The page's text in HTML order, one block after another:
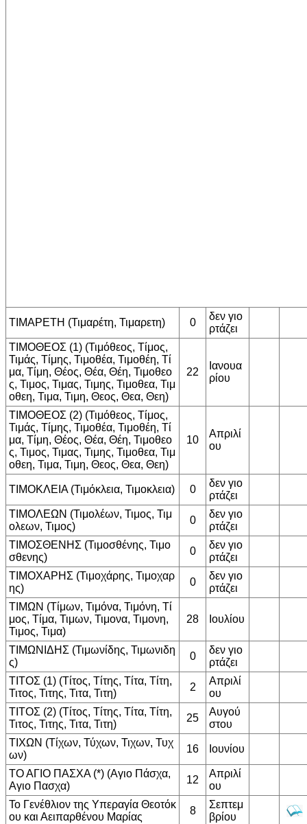
ΤΙΜΑΡΕΤΗ (Τιμαρέτη, Τιμαρετη) 0
δεν γιο
ρτάζει
ΤΙΜΟΘΕΟΣ (1) (Τιμόθεος, Τίμος,
Τιμάς, Τίμης, Τιμοθέα, Τιμοθέη, Τί
μα, Τίμη, Θέος, Θέα, Θέη, Τιμοθεο
ς, Τιμος, Τιμας, Τιμης, Τιμοθεα, Τιμ
οθεη, Τιμα, Τιμη, Θεος, Θεα, Θεη)
22
Ιανουα
ρίου
ΤΙΜΟΘΕΟΣ (2) (Τιμόθεος, Τίμος,
Τιμάς, Τίμης, Τιμοθέα, Τιμοθέη, Τί
μα, Τίμη, Θέος, Θέα, Θέη, Τιμοθεο
ς, Τιμος, Τιμας, Τιμης, Τιμοθεα, Τιμ
οθεη, Τιμα, Τιμη, Θεος, Θεα, Θεη)
10
Απριλί
ου
ΤΙΜΟΚΛΕΙΑ (Τιμόκλεια, Τιμοκλεια) 0
δεν γιο
ρτάζει
ΤΙΜΟΛΕΩΝ (Τιμολέων, Τιμος, Τιμ
ολεων, Τιμος)
0
δεν γιο
ρτάζει
ΤΙΜΟΣΘΕΝΗΣ (Τιμοσθένης, Τιμο
σθενης)
0
δεν γιο
ρτάζει
ΤΙΜΟΧΑΡΗΣ (Τιμοχάρης, Τιμοχαρ
ης)
0
δεν γιο
ρτάζει
ΤΙΜΩΝ (Τίμων, Τιμόνα, Τιμόνη, Τί
μος, Τίμα, Τιμων, Τιμονα, Τιμονη,
Τιμος, Τιμα)
28 Ιουλίου
ΤΙΜΩΝΙΔΗΣ (Τιμωνίδης, Τιμωνιδη
ς)
0
δεν γιο
ρτάζει
ΤΙΤΟΣ (1) (Τίτος, Τίτης, Τίτα, Τίτη,
Τιτος, Τιτης, Τιτα, Τιτη)
2
Απριλί
ου
ΤΙΤΟΣ (2) (Τίτος, Τίτης, Τίτα, Τίτη,
Τιτος, Τιτης, Τιτα, Τιτη)
25
Αυγού
στου
ΤΙΧΩΝ (Τίχων, Τύχων, Τιχων, Τυχ
ων)
16 Ιουνίου
ΤΟ ΑΓΙΟ ΠΑΣΧΑ (*) (Αγιο Πάσχα,
Αγιο Πασχα)
12
Απριλί
ου
Το Γενέθλιον της Υπεραγία Θεοτόκ
ου και Αειπαρθένου Μαρίας
8
Σεπτεμ
βρίου